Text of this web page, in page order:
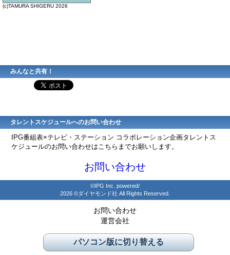
(c)TAMURA SHIGERU 2026
みんなと共有！
タレントスケジュールへのお問い合わせ
IPG番組表×テレビ・ステーション コラボレーション企画タレントス
ケジュールのお問い合わせはこちらまでお願いします。
お問い合わせ
©IPG Inc. powered/
2026 ©ダイヤモンド社 All Rights Reserved.
お問い合わせ
運営会社
パソコン版に切り替える